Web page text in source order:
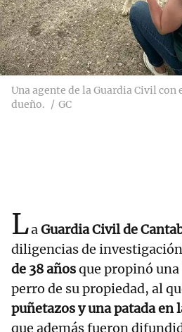
Una agente de la Guardia Civil
dueño.
GC
LaGuardia Civil de
diligencias de
de 38 añosque propinó
perro de su propiedad, al
puñetazos y una patada en
que además fueron